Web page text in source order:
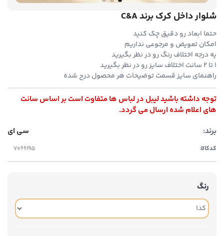
شلوار داخل کرک برند C&A
حتما ابعاد رو دقیق چک کنید
امکان تعویض و مرجوعی نداریم
یه درجه اختلاف رنگ رو در نظر بگیرید
۱ تا ۲ سانت اختلاف سایز رو در نظر بگیرید
راهنمای سایز قسمت توضیحات هر محصول درج شده
توجه داشته باشید لیبل در لباس ها متفاوت است بر اساس سانت
های اعلام شده ارسال می گردد.
برند:
سی ای
کدکالا:
رنگ